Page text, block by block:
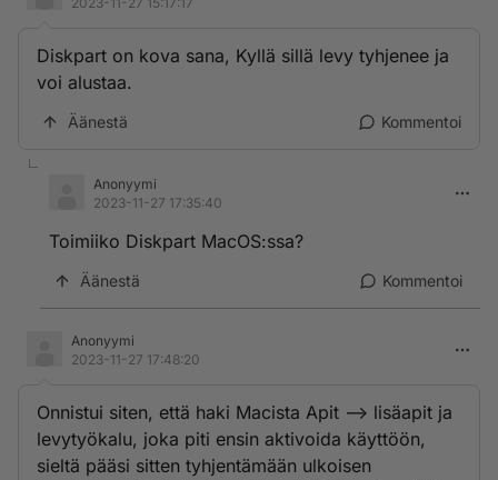
Diskpart on kova sana, Kyllä sillä levy tyhjenee ja
voi alustaa.
Äänestä Kommentoi
Anonyymi
2023-11-27 17:35:40
Toimiiko Diskpart MacOS:ssa?
Äänestä Kommentoi
Anonyymi
2023-11-27 17:48:20
Onnistui siten, että haki Macista Apit --> lisäapit ja
levytyökalu, joka piti ensin aktivoida käyttöön,
sieltä pääsi sitten tyhjentämään ulkoisen